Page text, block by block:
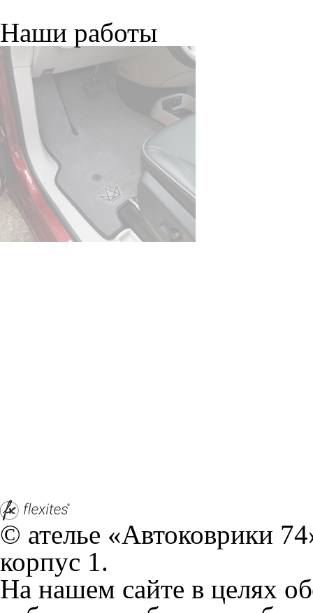
Наши работы
На нашем сайте в целях
работоспособности
персональных данных,
браузером. Это,
и т.д. Если Вы